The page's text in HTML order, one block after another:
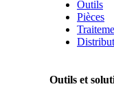
Outils
Pièces
Outils et